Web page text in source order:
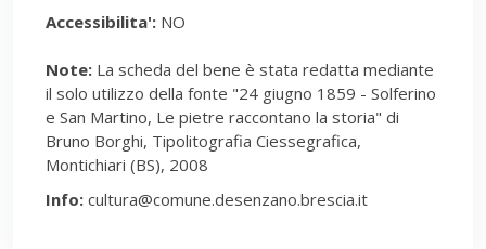
Accessibilita': NO
Note: La scheda del bene è stata redatta mediante
il solo utilizzo della fonte "24 giugno 1859 - Solferino
e San Martino, Le pietre raccontano la storia" di
Bruno Borghi, Tipolitografia Ciessegrafica,
Montichiari (BS), 2008
Info: cultura@comune.desenzano.brescia.it